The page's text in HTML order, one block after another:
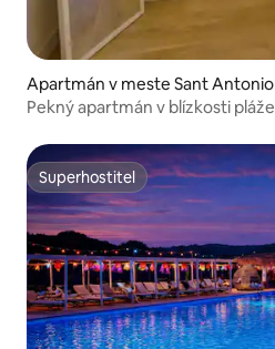
Apartmán v meste Sant Antonio
Pekný apartmán v blízkosti pláže
Superhostiteľ
Superhostiteľ